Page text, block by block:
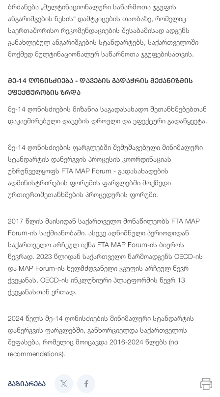
ბრძანება „მულტინაციონალური საწარმოთა ჯგუფის
ანგარიშგების წესის“ დამტკიცების თაობაზე, რომელიც
საერთაშორისო რეკომენდაციების შესაბამისად ადგენს
განახლებულ ანგარიშგების სტანდარტებს, საქართველოში
მოქმედ მულტინაციონალურ საწარმოთა ჯგუფებისათვის.
Მე-14 Ღონისძიება - Დავების Გადაჭრის Მექანიზმის
Ეფექტურობის Ზრდა
მე-14 ღონისძიების მიზანია საგადასახადო შეთანხმებებთან
დაკავშირებული დავების დროული და ეფექტური გადაწყვეტა.
მე-14 ღონისძიების ფარგლებში შემუშავებული მინიმალური
სტანდარტის დანერგვის პროცესის კოორდინაციას
უზრუნველყოფს FTA MAP Forum - გადასახადების
ადმინისტრირების ფორუმის ფარგლებში მოქმედი
ურთიერთშეთანხმების პროცედურის ფორუმი.
2017 წლის მაისიდან საქართველო მონაწილეობს FTA MAP
Forum-ის საქმიანობაში. ასევე აღნიშნული პერიოდიდან
საქართველო არჩეულ იქნა FTA MAP Forum-ის ბიუროს
წევრად. 2023 წლიდან საქართველო წარმოადგენს OECD-ის
და MAP Forum-ის ხელმძღვანელი ჯგუფის არჩეულ წევრ
ქვეყანას, OECD-ის ინკლუზიური პლატფორმის წევრ 13
ქვეყანასთან ერთად.
2024 წელს მე-14 ღონისძიების მინიმალური სტანდარტის
დანერგვის ფარგლებში, განხორციელდა საქართველოს
შეფასება, რომელიც მოიცავდა 2016-2024 წლებს (no
recommendations).
გაზიარება